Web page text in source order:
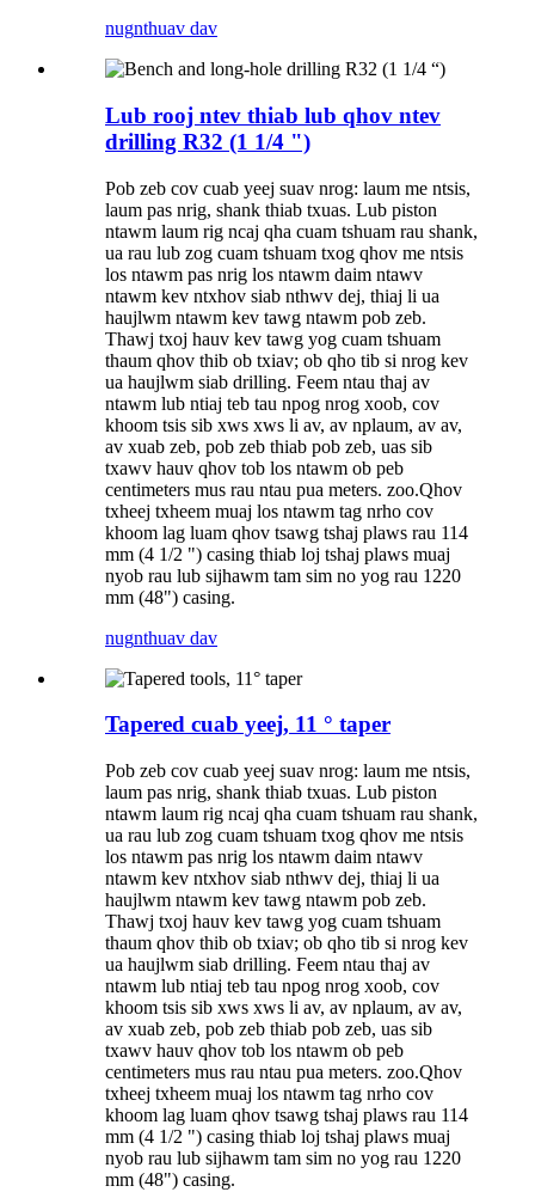
nugnthuav dav
Lub rooj ntev thiab lub qhov ntev
drilling R32 (1 1/4 ")
Pob zeb cov cuab yeej suav nrog: laum me ntsis,
laum pas nrig, shank thiab txuas. Lub piston
ntawm laum rig ncaj qha cuam tshuam rau shank,
ua rau lub zog cuam tshuam txog qhov me ntsis
los ntawm pas nrig los ntawm daim ntawv
ntawm kev ntxhov siab nthwv dej, thiaj li ua
haujlwm ntawm kev tawg ntawm pob zeb.
Thawj txoj hauv kev tawg yog cuam tshuam
thaum qhov thib ob txiav; ob qho tib si nrog kev
ua haujlwm siab drilling. Feem ntau thaj av
ntawm lub ntiaj teb tau npog nrog xoob, cov
khoom tsis sib xws xws li av, av nplaum, av av,
av xuab zeb, pob zeb thiab pob zeb, uas sib
txawv hauv qhov tob los ntawm ob peb
centimeters mus rau ntau pua meters. zoo.Qhov
txheej txheem muaj los ntawm tag nrho cov
khoom lag luam qhov tsawg tshaj plaws rau 114
mm (4 1/2 ") casing thiab loj tshaj plaws muaj
nyob rau lub sijhawm tam sim no yog rau 1220
mm (48") casing.
nugnthuav dav
Tapered cuab yeej, 11 ° taper
Pob zeb cov cuab yeej suav nrog: laum me ntsis,
laum pas nrig, shank thiab txuas. Lub piston
ntawm laum rig ncaj qha cuam tshuam rau shank,
ua rau lub zog cuam tshuam txog qhov me ntsis
los ntawm pas nrig los ntawm daim ntawv
ntawm kev ntxhov siab nthwv dej, thiaj li ua
haujlwm ntawm kev tawg ntawm pob zeb.
Thawj txoj hauv kev tawg yog cuam tshuam
thaum qhov thib ob txiav; ob qho tib si nrog kev
ua haujlwm siab drilling. Feem ntau thaj av
ntawm lub ntiaj teb tau npog nrog xoob, cov
khoom tsis sib xws xws li av, av nplaum, av av,
av xuab zeb, pob zeb thiab pob zeb, uas sib
txawv hauv qhov tob los ntawm ob peb
centimeters mus rau ntau pua meters. zoo.Qhov
txheej txheem muaj los ntawm tag nrho cov
khoom lag luam qhov tsawg tshaj plaws rau 114
mm (4 1/2 ") casing thiab loj tshaj plaws muaj
nyob rau lub sijhawm tam sim no yog rau 1220
mm (48") casing.